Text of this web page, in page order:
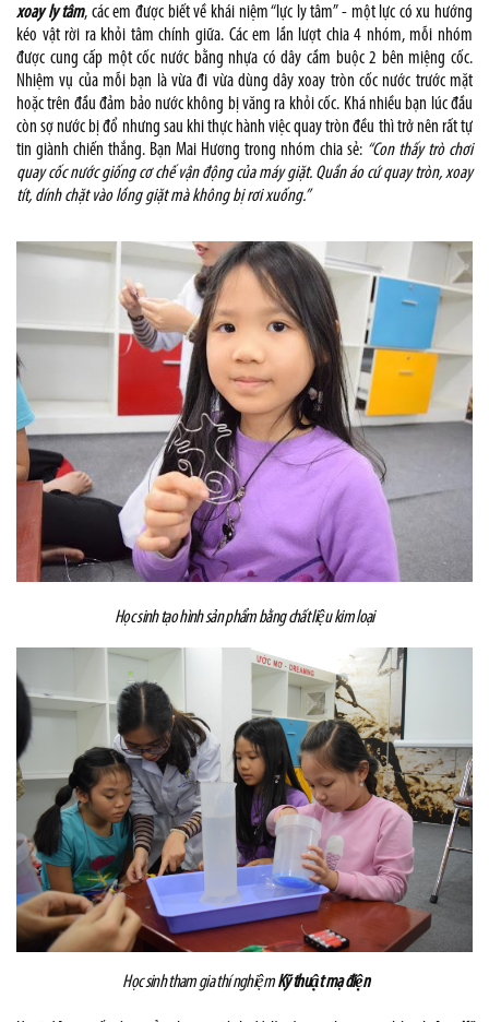
xoay ly tâm, các em được biết về khái niệm “lực ly tâm” - một lực có xu hướng
kéo vật rời ra khỏi tâm chính giữa. Các em lần lượt chia 4 nhóm, mỗi nhóm
được cung cấp một cốc nước bằng nhựa có dây cầm buộc 2 bên miệng cốc.
Nhiệm vụ của mỗi bạn là vừa đi vừa dùng dây xoay tròn cốc nước trước mặt
hoặc trên đầu đảm bảo nước không bị văng ra khỏi cốc. Khá nhiều bạn lúc đầu
còn sợ nước bị đổ nhưng sau khi thực hành việc quay tròn đều thì trở nên rất tự
tin giành chiến thắng. Bạn Mai Hương trong nhóm chia sẻ: “Con thấy trò chơi
quay cốc nước giống cơ chế vận động của máy giặt. Quần áo cứ quay tròn, xoay
tít, dính chặt vào lồng giặt mà không bị rơi xuống.”
Học sinh tạo hình sản phẩm bằng chất liệu kim loại
Học sinh tham gia thí nghiệmKỹ thuật mạ điện